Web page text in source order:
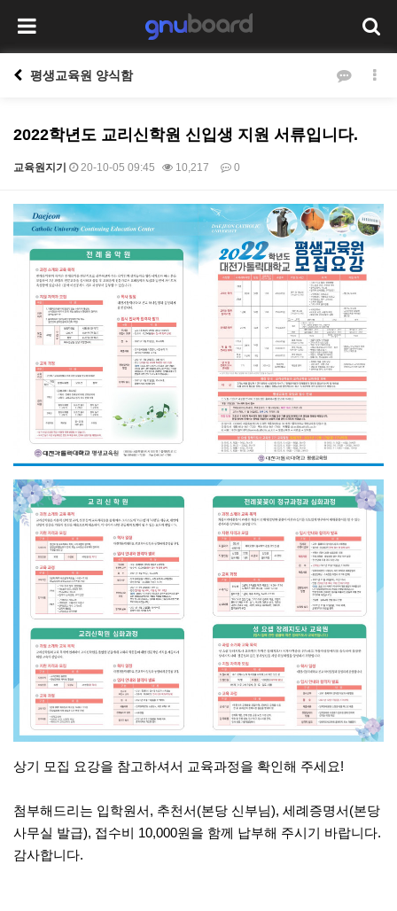
평생교육원 양식함
2022학년도 교리신학원 신입생 지원 서류입니다.
교육원지기 20-10-05 09:45 10,217 0
본문
상기 모집 요강을 참고하셔서 교육과정을 확인해 주세요!
첨부해드리는 입학원서, 추천서(본당 신부님), 세례증명서(본당
사무실 발급), 접수비 10,000원을 함께 납부해 주시기 바랍니다.
감사합니다.